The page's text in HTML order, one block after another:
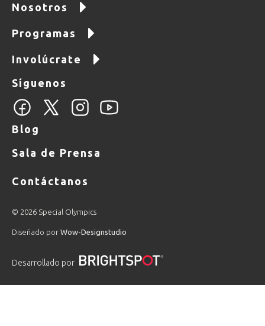
Nosotros
Programas
Involúcrate
Síguenos
Blog
Sala de Prensa
Contáctanos
© 2026 Special Olympics
Diseñado por Wow-Designstudio
Desarrollado por